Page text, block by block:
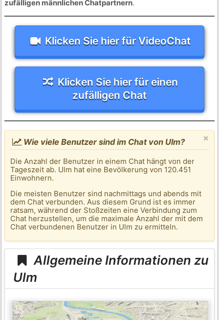
zufälligen männlichen Chatpartnern.
Klicken Sie hier für VideoChat
Klicken Sie hier für einen
zufälligen Chat
×
Wie viele Benutzer sind im Chat von Ulm?
Die Anzahl der Benutzer in einem Chat hängt von der
Tageszeit ab. Ulm hat eine Bevölkerung von 120.451
Einwohnern.
Die meisten Benutzer sind nachmittags und abends mit
dem Chat verbunden. Aus diesem Grund ist es immer
ratsam, während der Stoßzeiten eine Verbindung zum
Chat herzustellen, um die maximale Anzahl der mit dem
Chat verbundenen Benutzer in Ulm zu ermitteln.
Allgemeine Informationen zu
Ulm